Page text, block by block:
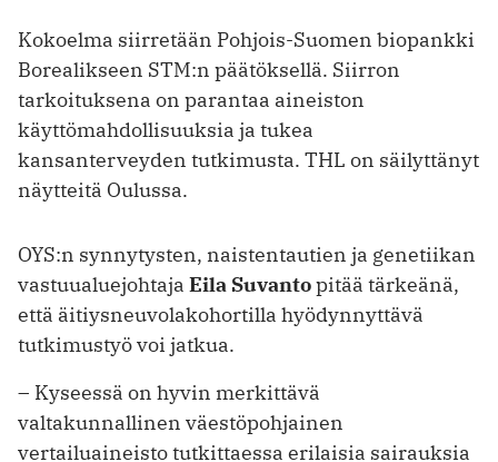
Kokoelma siirretään Pohjois-Suomen biopankki
Borealikseen STM:n päätöksellä. Siirron
tarkoituksena on parantaa aineiston
käyttömahdollisuuksia ja tukea
kansanterveyden tutkimusta. THL on säilyttänyt
näytteitä Oulussa.
OYS:n synnytysten, naistentautien ja genetiikan
vastuualuejohtaja Eila Suvantopitää tärkeänä,
että äitiysneuvolakohortilla hyödynnyttävä
tutkimustyö voi jatkua.
– Kyseessä on hyvin merkittävä
valtakunnallinen väestöpohjainen
vertailuaineisto tutkittaessa erilaisia sairauksia